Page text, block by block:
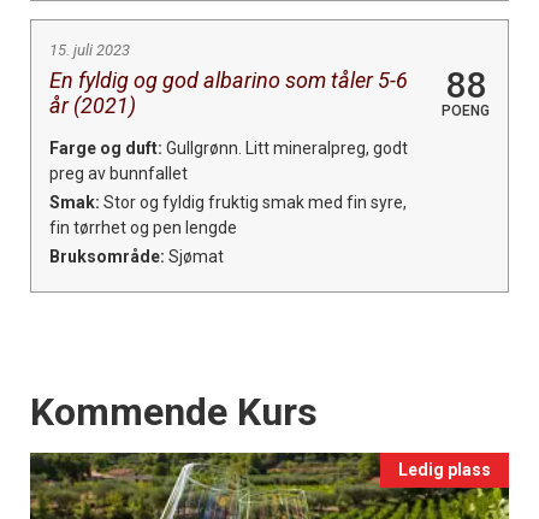
15. juli 2023
En fyldig og god albarino som tåler 5-6
år (2021)
88
POENG
Farge og duft: Gullgrønn. Litt mineralpreg, godt
preg av bunnfallet
Smak: Stor og fyldig fruktig smak med fin syre,
fin tørrhet og pen lengde
Bruksområde: Sjømat
Events
Kommende Kurs
Ledig plass